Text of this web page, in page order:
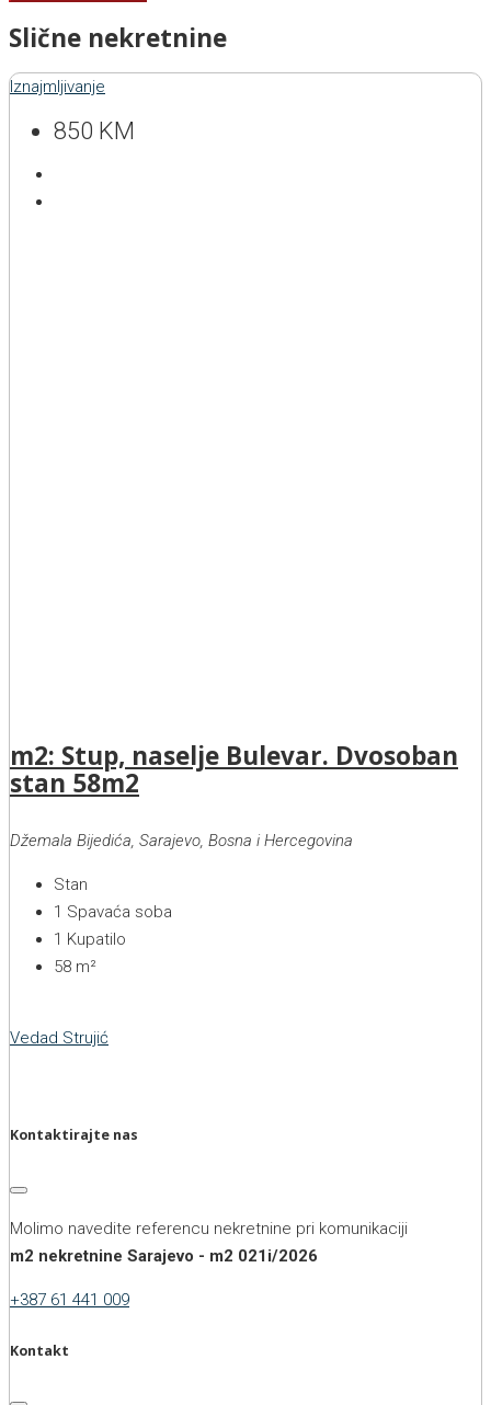
Slične nekretnine
Iznajmljivanje
850 KM
m2: Stup, naselje Bulevar. Dvosoban
stan 58m2
Džemala Bijedića, Sarajevo, Bosna i Hercegovina
Stan
1 Spavaća soba
1 Kupatilo
58 m²
Vedad Strujić
Kontaktirajte nas
Molimo navedite referencu nekretnine pri komunikaciji
m2 nekretnine Sarajevo - m2 021i/2026
+387 61 441 009
Kontakt